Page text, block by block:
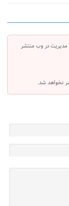
مدیریت در وب منتشر
نخواهد شد.